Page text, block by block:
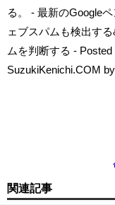
る。 - 最新のGoogle
ェブスパムも検出す
ムを判断する -
SuzukiKenichi.COM
関連記事